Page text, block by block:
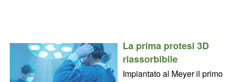
La prima protesi 3D
riassorbibile
Impiantato al Meyer il primo